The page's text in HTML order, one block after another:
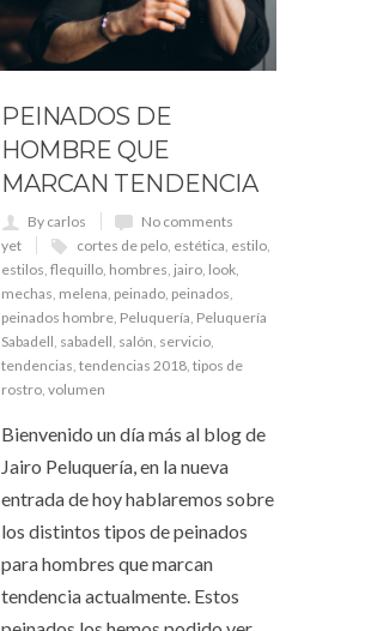
PEINADOS DE
HOMBRE QUE
MARCAN TENDENCIA
By carlos
No comments
yet
cortes de pelo, estética, estilo,
estilos, flequillo, hombres, jairo, look,
mechas, melena, peinado, peinados,
peinados hombre, Peluquería, Peluquería
Sabadell, sabadell, salón, servicio,
tendencias, tendencias 2018, tipos de
rostro, volumen
Bienvenido un día más al blog de
Jairo Peluquería, en la nueva
entrada de hoy hablaremos sobre
los distintos tipos de peinados
para hombres que marcan
tendencia actualmente. Estos